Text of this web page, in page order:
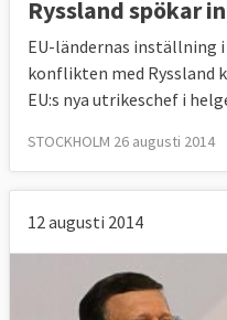
Ryssland spökar
EU-ländernas inställning
konflikten med Ryssland
EU:s nya utrikeschef i
STOCKHOLM 26 augusti 2014
12 augusti 2014